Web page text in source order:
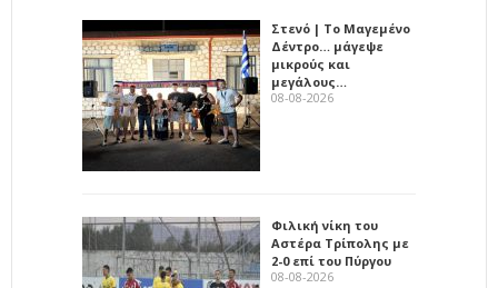
Στενό | Το Μαγεμένο
Δέντρο… μάγεψε
μικρούς και
μεγάλους…
08-08-2026
Φιλική νίκη του
Αστέρα Τρίπολης με
2-0 επί του Πύργου
08-08-2026